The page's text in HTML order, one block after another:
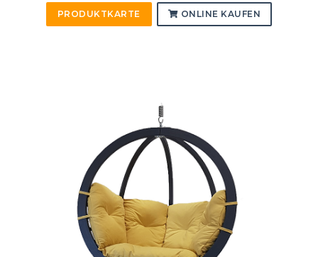
PRODUKTKARTE ONLINE KAUFEN